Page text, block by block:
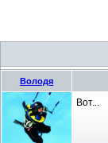
Володя
Вот...